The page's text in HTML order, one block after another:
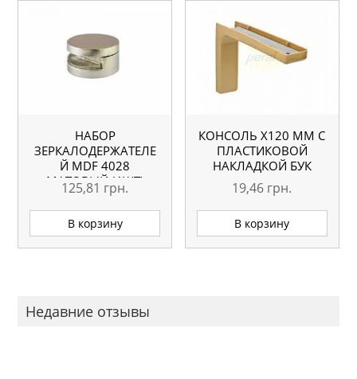
НАБОР
ЗЕРКАЛОДЕРЖАТЕЛЕ
Й MDF 4028
МАТОВЫЙ (4ШТ)
125,81 грн.
В корзину
КОНСОЛЬ Х120 ММ С
ПЛАСТИКОВОЙ
НАКЛАДКОЙ БУК
19,46 грн.
В корзину
Недавние отзывы